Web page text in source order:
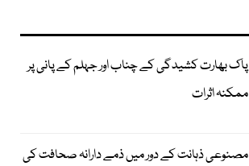
پاک بھارت کشیدگی کے چناب اور جہلم کے پانی پر
ممکنہ اثرات
مصنوعی ذہانت کے دور میں ذمے دارانہ صحافت کی